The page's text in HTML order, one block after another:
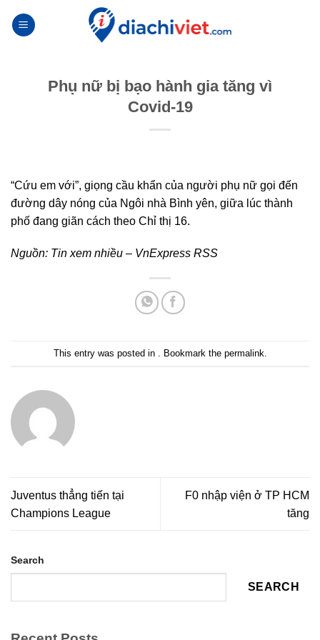
Phụ nữ bị bạo hành gia tăng vì
Covid-19
“Cứu em với”, giọng cầu khẩn của người phụ nữ gọi đến
đường dây nóng của Ngôi nhà Bình yên, giữa lúc thành
phố đang giãn cách theo Chỉ thị 16.
Nguồn: Tin xem nhiều – VnExpress RSS
This entry was posted in . Bookmark the permalink
Juventus thẳng tiến tại
Champions League
F0 nhập viện ở TP HCM
tăng
Search
SEARCH